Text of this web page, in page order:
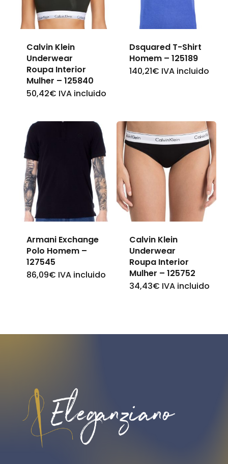
Calvin Klein
Underwear
Roupa Interior
Mulher – 125840
50,42€ IVA incluido
This
multiple
variants.
options
be
chosen
on
the
Dsquared T-Shirt
Homem – 125189
140,21€ IVA incluido
This
multiple
variants.
The
options
chosen
product
page
Armani Exchange
Polo Homem –
127545
86,09€ IVA incluido
This
may
be
chosen
on
Calvin Klein
Underwear
Roupa Interior
Mulher – 125752
34,43€ IVA incluido
This
multiple